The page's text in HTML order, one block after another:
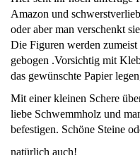
Amazon und
oder aber man verschenkt
Die Figuren werden
gebogen .Vorsichtig mit
das gewünschte Papier
Mit einer kleinen Schere
liebe Schwemmholz und
befestigen. Schöne Steine
natürlich auch!